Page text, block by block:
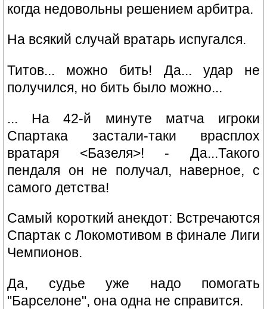
когда недовольны решением арбитра.
На всякий случай вратарь испугался.
Титов... можно бить! Да... удар не
получился, но бить было можно...
... На 42-й минуте матча игроки
Спартака застали-таки врасплох
вратаря <Базеля>! - Да...Такого
пендаля он не получал, наверное, с
самого детства!
Самый короткий анекдот: Встречаются
Спартак с Локомотивом в финале Лиги
Чемпионов.
Да, судье уже надо помогать
"Барселоне", она одна не справится.